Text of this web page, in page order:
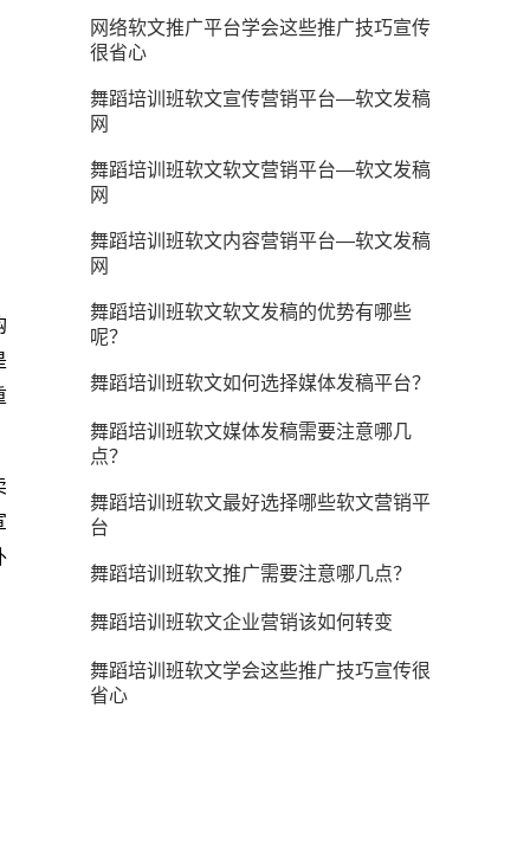
网络软文推广平台学会这些推广技巧宣传
很省心
舞蹈培训班软文宣传营销平台—软文发稿
网
舞蹈培训班软文软文营销平台—软文发稿
网
舞蹈培训班软文内容营销平台—软文发稿
网
舞蹈培训班软文软文发稿的优势有哪些
呢？
舞蹈培训班软文如何选择媒体发稿平台？
舞蹈培训班软文媒体发稿需要注意哪几
点？
舞蹈培训班软文最好选择哪些软文营销平
台
舞蹈培训班软文推广需要注意哪几点？
舞蹈培训班软文企业营销该如何转变
舞蹈培训班软文学会这些推广技巧宣传很
省心